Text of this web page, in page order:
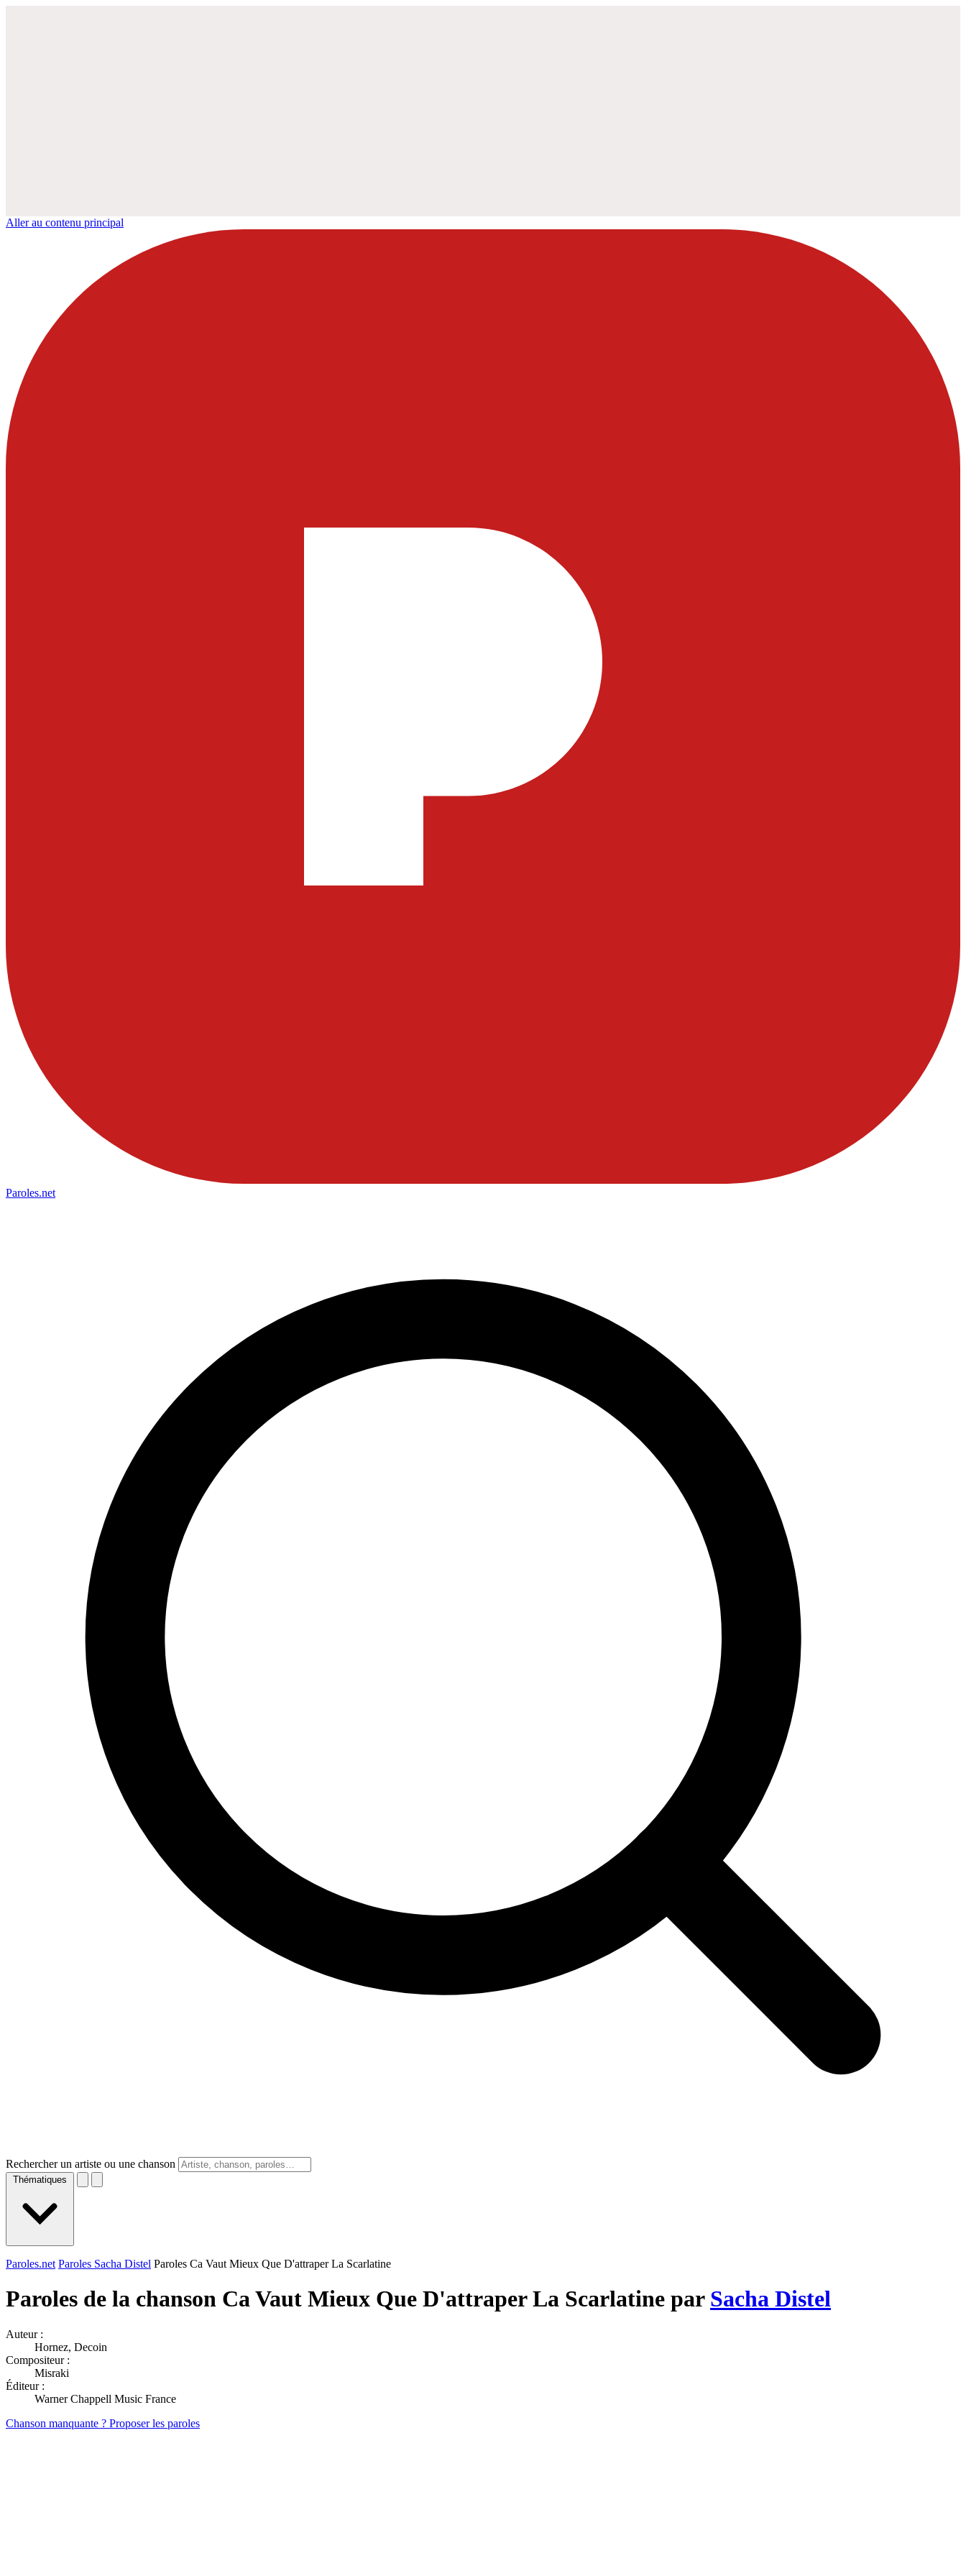
Aller au contenu principal
Paroles.net
Rechercher un artiste ou une chanson
Thématiques
Paroles.net Paroles Sacha Distel Paroles Ca Vaut Mieux Que D'attraper La Scarlatine
Paroles de la chanson Ca Vaut Mieux Que D'attraper La Scarlatine par Sacha Distel
Auteur :
Hornez, Decoin
Compositeur :
Misraki
Éditeur :
Warner Chappell Music France
Chanson manquante ? Proposer les paroles